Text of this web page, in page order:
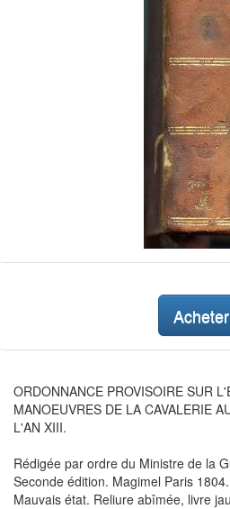
Acheter
ORDONNANCE PROVISOIRE SUR
MANOEUVRES DE LA CAVALERIE
L'AN XIII.
Rédigée par ordre du Ministre de la
Seconde édition. Magimel Paris 1804.
Mauvais état. Reliure abîmée, livre